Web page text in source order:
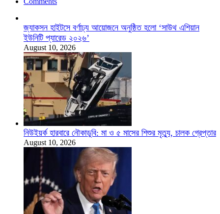
জ্যাকসন হাইটসে বর্ণাঢ্য আয়োজনে অনুষ্ঠিত হলো ‘সাউথ এশিয়ান
ইউনিটি প্যারেড ২০২৬’
August 10, 2026
নিউইয়র্ক হারবারে নৌকাডুবি: মা ও ৫ মাসের শিশুর মৃত্যু, চালক গ্রেপ্তার
August 10, 2026